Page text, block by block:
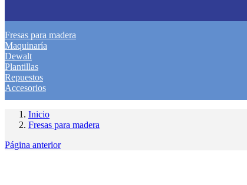
Fresas para madera
Maquinaría
Dewalt
Plantillas
Repuestos
Accesorios
Inicio
Fresas para madera
Página anterior